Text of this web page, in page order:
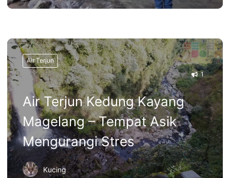
Air Terjun
1
Air Terjun Kedung Kayang
Magelang – Tempat Asik
Mengurangi Stres
Kucing